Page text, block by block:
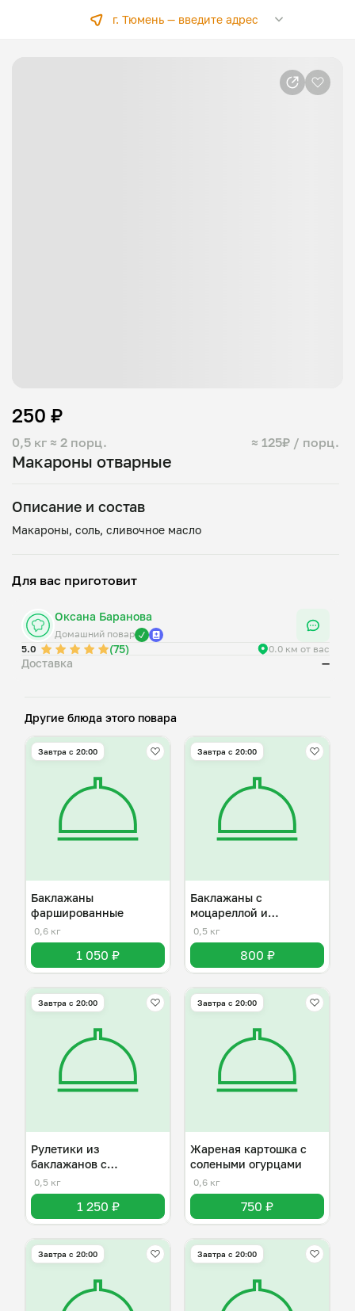
г. Тюмень — введите адрес
Макароны отварные
0,5 кг ≈ 2 порц. ≈ 125₽ / порц.
250 ₽
Описание и состав
Для вас приготовит
Оксана Баранова
Домашний повар
5.0
(75) 0.0 км от вас
Доставка —
Другие блюда этого повара
Завтра c 20:00
Баклажаны
фаршированные
0,6 кг
1 050 ₽
Завтра c 20:00
Баклажаны с
моцареллой и
помидорами
0,5 кг
800 ₽
Завтра c 20:00
Рулетики из
баклажанов с
разнывми начинками
0,5 кг
1 250 ₽
Завтра c 20:00
Жареная картошка с
солеными огурцами
0,6 кг
750 ₽
Завтра c 20:00 Завтра c 20:00